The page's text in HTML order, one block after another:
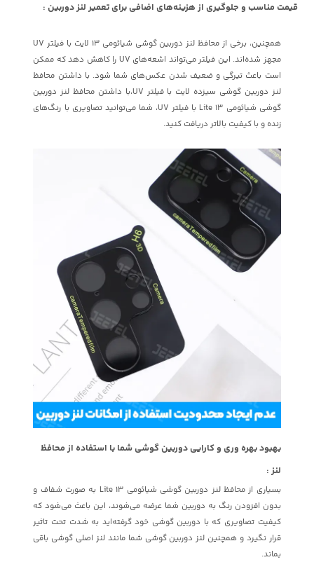
قیمت مناسب و جلوگیری از هزینه‌های اضافی برای تعمیر لنز دوربین :
همچنین، برخی از محافظ لنز دوربین گوشی شیائومی 13 لایت با فیلتر UV
مجهز شده‌اند. این فیلتر می‌تواند اشعه‌های UV را کاهش دهد که ممکن
است باعث تیرگی و ضعیف شدن عکس‌های شما شود. با داشتن محافظ
لنز دوربین گوشی سیزده لایت با فیلتر UV،با داشتن محافظ لنز دوربین
گوشی شیائومی 13 Lite با فیلتر UV، شما می‌توانید تصاویری با رنگ‌های
زنده و با کیفیت بالاتر دریافت کنید.
بهبود بهره وری و کارایی دوربین گوشی شما با استفاده از محافظ
لنز :
بسیاری از محافظ لنز دوربین گوشی شیائومی 13 Lite به صورت شفاف و
بدون افزودن رنگ به دوربین شما عرضه می‌شوند، این باعث می‌شود که
کیفیت تصاویری که با دوربین گوشی خود گرفته‌اید به شدت تحت تاثیر
قرار نگیرد و همچنین لنز دوربین گوشی شما مانند لنز اصلی گوشی باقی
بماند.